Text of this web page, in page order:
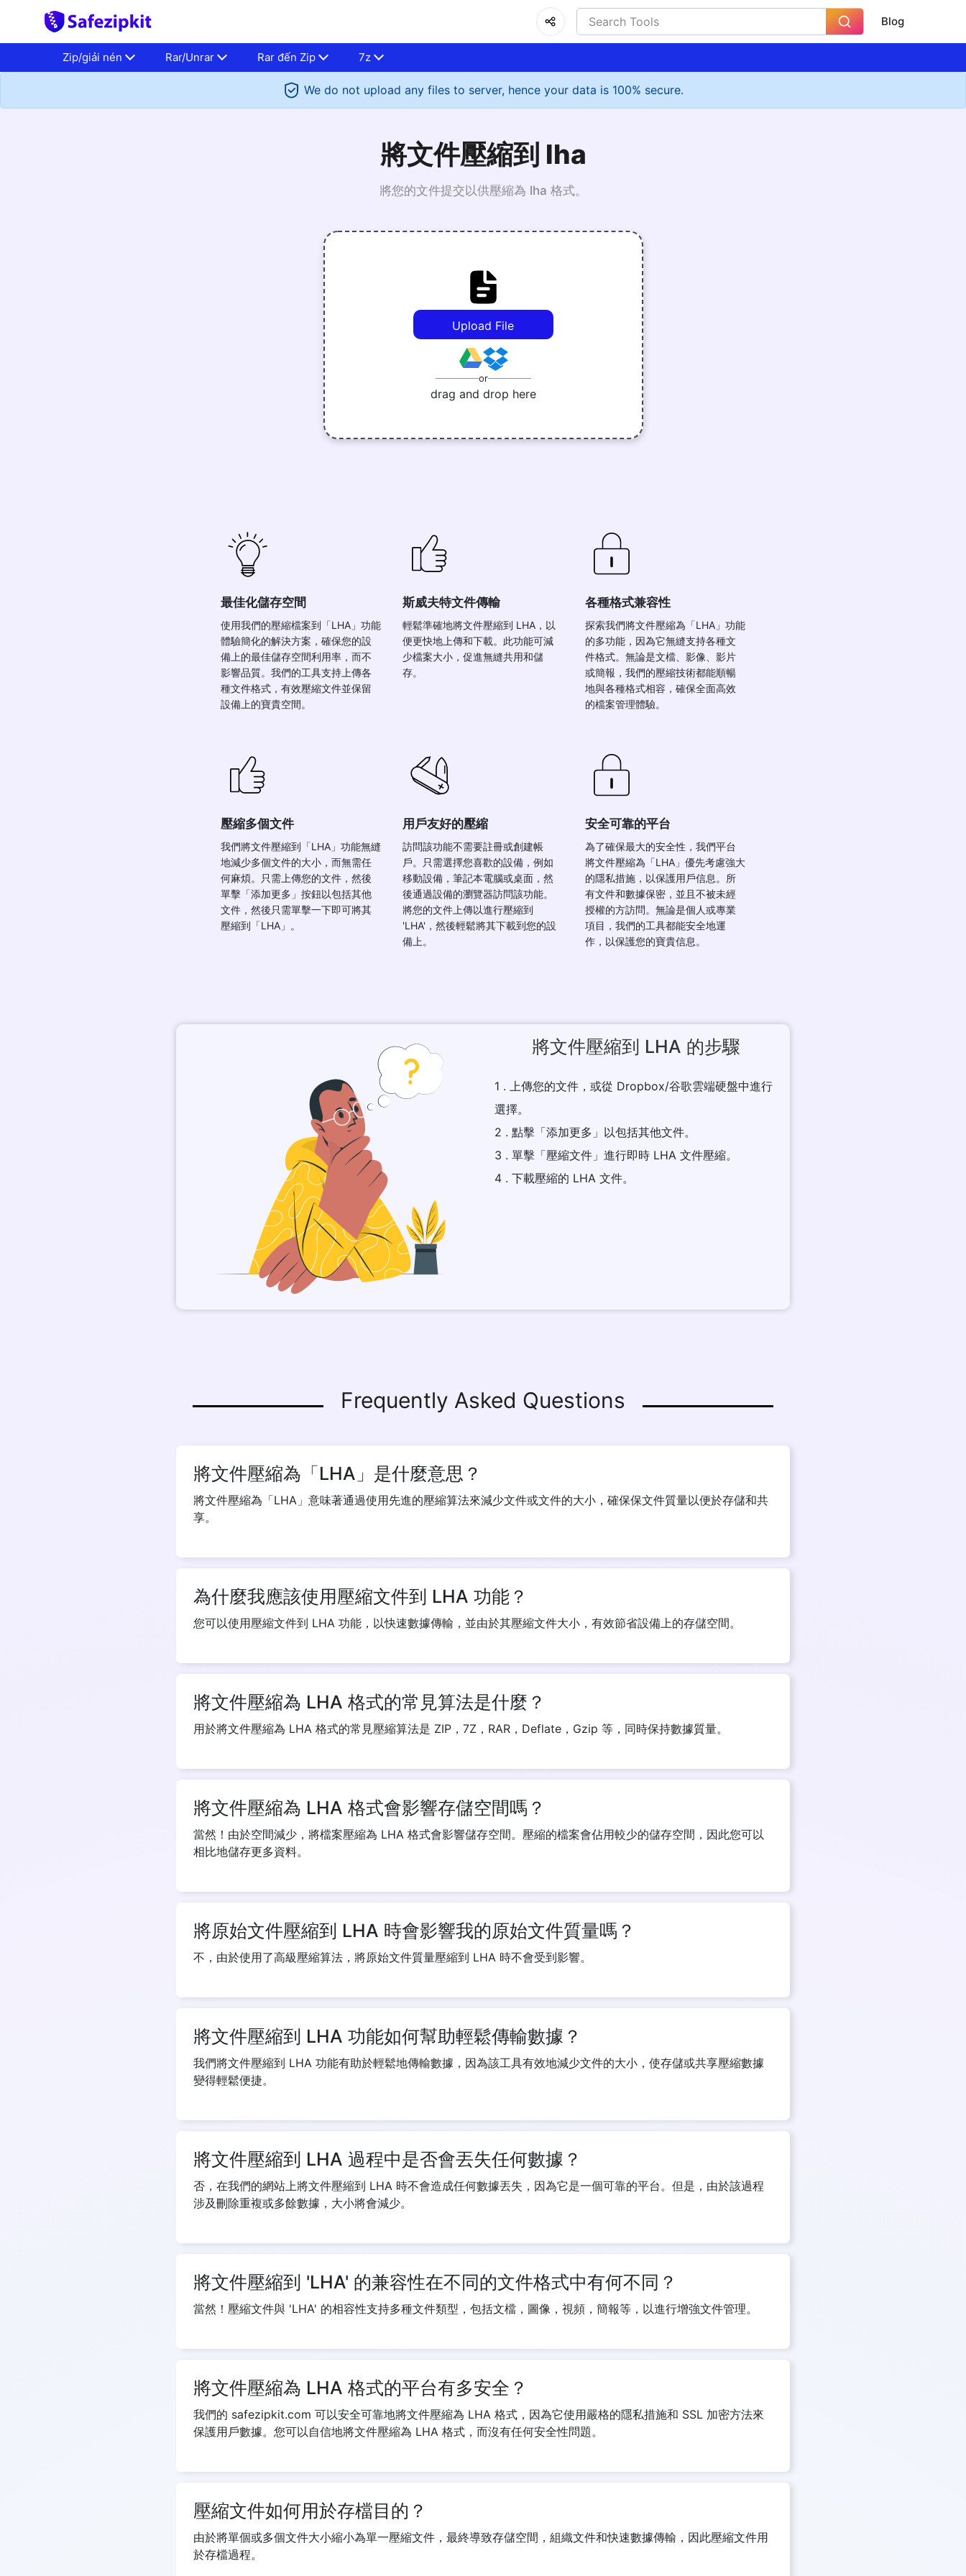
Blog
Zip/giải nén Rar/Unrar Rar đến Zip 7z
We do not upload any files to server, hence your data is 100% secure.
將文件壓縮到 lha
將您的文件提交以供壓縮為 lha 格式。
Upload File
or
drag and drop here
最佳化儲存空間
使用我們的壓縮檔案到「LHA」功能
體驗簡化的解決方案，確保您的設
備上的最佳儲存空間利用率，而不
影響品質。我們的工具支持上傳各
種文件格式，有效壓縮文件並保留
設備上的寶貴空間。
斯威夫特文件傳輸
輕鬆準確地將文件壓縮到 LHA，以
便更快地上傳和下載。此功能可減
少檔案大小，促進無縫共用和儲
存。
各種格式兼容性
探索我們將文件壓縮為「LHA」功能
的多功能，因為它無縫支持各種文
件格式。無論是文檔、影像、影片
或簡報，我們的壓縮技術都能順暢
地與各種格式相容，確保全面高效
的檔案管理體驗。
壓縮多個文件
我們將文件壓縮到「LHA」功能無縫
地減少多個文件的大小，而無需任
何麻煩。只需上傳您的文件，然後
單擊「添加更多」按鈕以包括其他
文件，然後只需單擊一下即可將其
壓縮到「LHA」。
用戶友好的壓縮
訪問該功能不需要註冊或創建帳
戶。只需選擇您喜歡的設備，例如
移動設備，筆記本電腦或桌面，然
後通過設備的瀏覽器訪問該功能。
將您的文件上傳以進行壓縮到
'LHA'，然後輕鬆將其下載到您的設
備上。
安全可靠的平台
為了確保最大的安全性，我們平台
將文件壓縮為「LHA」優先考慮強大
的隱私措施，以保護用戶信息。所
有文件和數據保密，並且不被未經
授權的方訪問。無論是個人或專業
項目，我們的工具都能安全地運
作，以保護您的寶貴信息。
將文件壓縮到 LHA 的步驟
1 . 上傳您的文件，或從 Dropbox/谷歌雲端硬盤中進行
選擇。
2 . 點擊「添加更多」以包括其他文件。
3 . 單擊「壓縮文件」進行即時 LHA 文件壓縮。
4 . 下載壓縮的 LHA 文件。
Frequently Asked Questions
將文件壓縮為「LHA」是什麼意思？
將文件壓縮為「LHA」意味著通過使用先進的壓縮算法來減少文件或文件的大小，確保保文件質量以便於存儲和共
享。
為什麼我應該使用壓縮文件到 LHA 功能？
您可以使用壓縮文件到 LHA 功能，以快速數據傳輸，並由於其壓縮文件大小，有效節省設備上的存儲空間。
將文件壓縮為 LHA 格式的常見算法是什麼？
用於將文件壓縮為 LHA 格式的常見壓縮算法是 ZIP，7Z，RAR，Deflate，Gzip 等，同時保持數據質量。
將文件壓縮為 LHA 格式會影響存儲空間嗎？
當然！由於空間減少，將檔案壓縮為 LHA 格式會影響儲存空間。壓縮的檔案會佔用較少的儲存空間，因此您可以
相比地儲存更多資料。
將原始文件壓縮到 LHA 時會影響我的原始文件質量嗎？
不，由於使用了高級壓縮算法，將原始文件質量壓縮到 LHA 時不會受到影響。
將文件壓縮到 LHA 功能如何幫助輕鬆傳輸數據？
我們將文件壓縮到 LHA 功能有助於輕鬆地傳輸數據，因為該工具有效地減少文件的大小，使存儲或共享壓縮數據
變得輕鬆便捷。
將文件壓縮到 LHA 過程中是否會丟失任何數據？
否，在我們的網站上將文件壓縮到 LHA 時不會造成任何數據丟失，因為它是一個可靠的平台。但是，由於該過程
涉及刪除重複或多餘數據，大小將會減少。
將文件壓縮到 'LHA' 的兼容性在不同的文件格式中有何不同？
當然！壓縮文件與 'LHA' 的相容性支持多種文件類型，包括文檔，圖像，視頻，簡報等，以進行增強文件管理。
將文件壓縮為 LHA 格式的平台有多安全？
我們的 safezipkit.com 可以安全可靠地將文件壓縮為 LHA 格式，因為它使用嚴格的隱私措施和 SSL 加密方法來
保護用戶數據。您可以自信地將文件壓縮為 LHA 格式，而沒有任何安全性問題。
壓縮文件如何用於存檔目的？
由於將單個或多個文件大小縮小為單一壓縮文件，最終導致存儲空間，組織文件和快速數據傳輸，因此壓縮文件用
於存檔過程。